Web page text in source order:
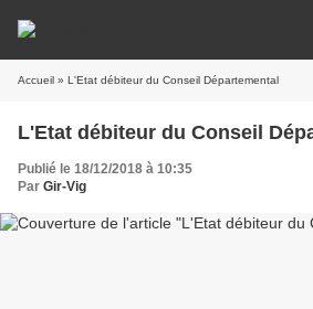
Accueil » L'Etat débiteur du Conseil Départemental
L'Etat débiteur du Conseil
Publié le 18/12/2018 à 10:35
Par Gir-Vig